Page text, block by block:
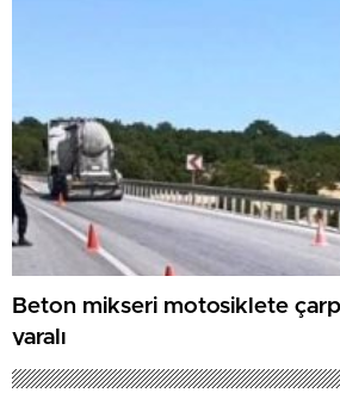
Beton mikseri motosiklete
yaralı